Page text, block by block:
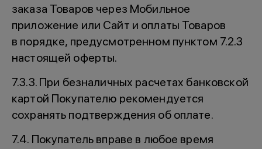
заказа Товаров через Мобильное
приложение или Сайт и оплаты Товаров
в порядке, предусмотренном пунктом 7.2.3
настоящей оферты.
7.3.3. При безналичных расчетах банковской
картой Покупателю рекомендуется
сохранять подтверждения об оплате.
7.4. Покупатель вправе в любое время